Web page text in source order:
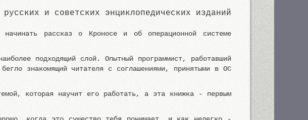
русских и советских энциклопедических изданий
рассказ о Кроносе и об операционной системе
подходящий слой. Опытный программист, работавший
знакомящий читателя с соглашениями, принятыми в ОС
которая научит его работать, а эта книжка - первым